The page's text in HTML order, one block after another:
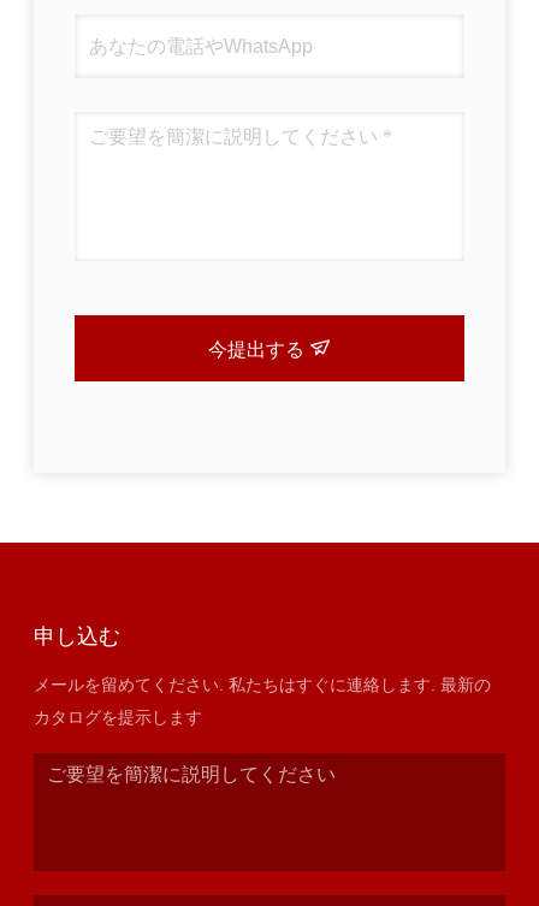
今提出する
申し込む
メールを留めてください. 私たちはすぐに連絡します. 最新の
カタログを提示します